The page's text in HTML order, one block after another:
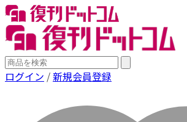
ログイン /新規会員登録